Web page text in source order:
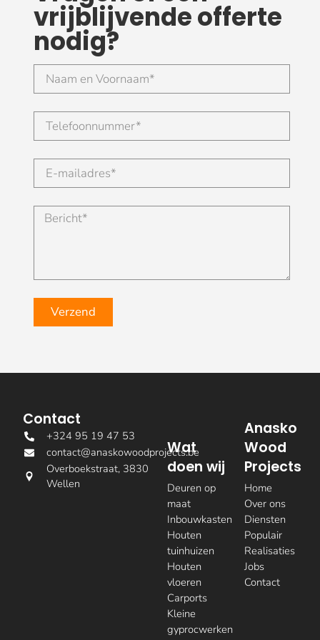
vrijblijvende offerte
nodig?
Verzend
Anasko
Wood
Projects
Home
Over ons
Diensten
Populair
Realisaties
Jobs
Contact
Wat
doen wij
Deuren op
maat
Inbouwkasten
Houten
tuinhuizen
Houten
vloeren
Carports
Kleine
gyprocwerken
Contact
+324 95 19 47 53
contact@anaskowoodprojects.be
Overboekstraat, 3830
Wellen